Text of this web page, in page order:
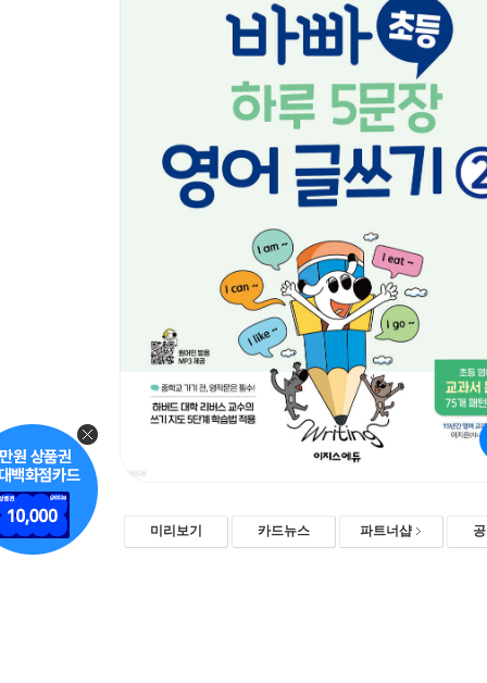
미리보기 카드뉴스 파트너샵